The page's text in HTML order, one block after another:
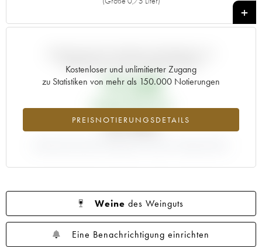
+
Kostenloser und unlimitierter Zugang
zu Statistiken von mehr als 150.000 Notierungen
PREISNOTIERUNGSDETAILS
VERGLEICH ZUM PRIMEUR-PREIS
19,66€
PRIMEUR-PREIS 2010
+27.98%
Weine des Weinguts
Eine Benachrichtigung einrichten